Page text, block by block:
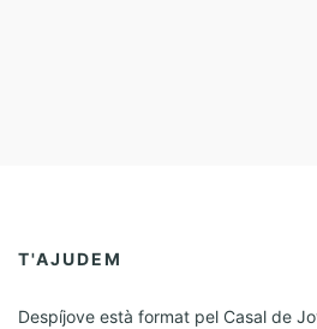
T'AJUDEM
Despíjove està format pel Casal de